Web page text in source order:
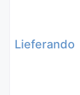
Lieferando